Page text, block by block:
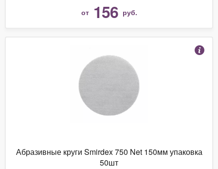
от 156 руб.
Абразивные круги Smirdex 750 Net 150мм упаковка
50шт